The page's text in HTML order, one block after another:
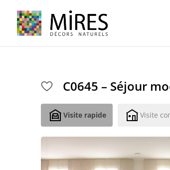
C0645 – Séjour
Visite rapide Visite